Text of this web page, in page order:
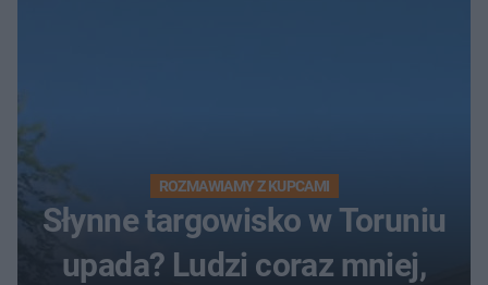
ROZMAWIAMY Z KUPCAMI
Słynne targowisko w Toruniu
upada? Ludzi coraz mniej,